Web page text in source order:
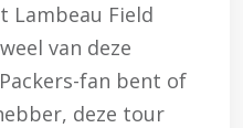
Lambeau Field
van deze
fan bent of
deze tour